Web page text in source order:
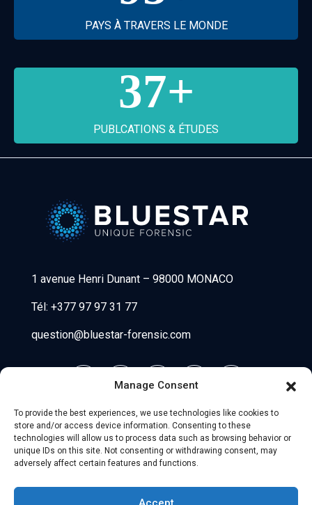
Manage Consent
To provide the best experiences, we use technologies like cookies to
store and/or access device information. Consenting to these
technologies will allow us to process data such as browsing behavior or
unique IDs on this site. Not consenting or withdrawing consent, may
adversely affect certain features and functions.
PAYS À TRAVERS LE MONDE
37+
PUBLCATIONS & ÉTUDES
1 avenue Henri Dunant – 98000 MONACO
Tél: +377 97 97 31 77
question@bluestar-forensic.com